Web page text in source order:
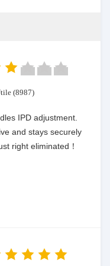
(8987)
IPD adjustment.
and stays securely
right eliminated！